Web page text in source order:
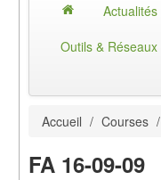
Actualités
Outils & Réseaux
Accueil / Courses /
FA 16-09-09